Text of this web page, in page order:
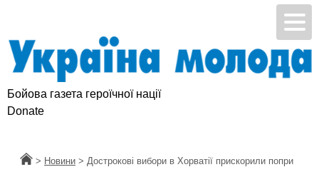
Бойова газета героїчної нації
Donate
Головна
> Новини > Дострокові вибори в Хорватії прискорили попри